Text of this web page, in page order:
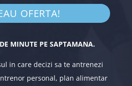
MINUTE PE SAPTAMANA.
in care decizi sa te antrenezi
personal, plan alimentar